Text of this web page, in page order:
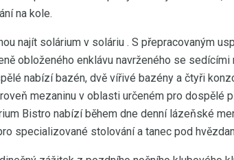
na kole.
najít solárium v soláriu . S přepracovaným
obloženého enklávu navrženého se
nabízí bazén, dvě vířivé bazény a čtyři
mezaninu v oblasti určeném pro dospělé
Bistro nabízí během dne denní lázeňské
specializované stolování a tanec pod